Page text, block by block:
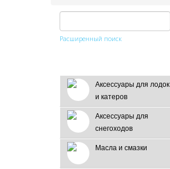
Расширенный поиск
Аксессуары для лодок
и катеров
Аксессуары для
снегоходов
Масла и смазки